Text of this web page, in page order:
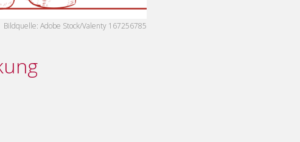
Bildquelle: Adobe Stock/Valenty 167256785